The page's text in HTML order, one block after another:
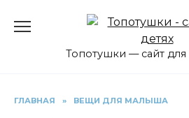
Топотушки — сайт
ГЛАВНАЯ » ВЕЩИ ДЛЯ МАЛЫША